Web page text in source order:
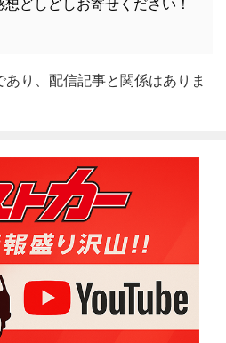
どしどしお寄せください！
り、配信記事と関係はありま